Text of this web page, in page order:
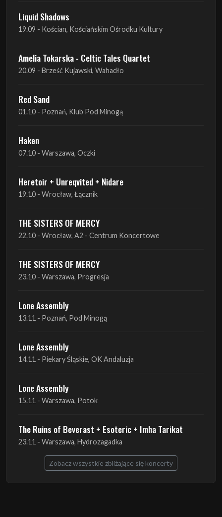
Liquid Shadows
19.09 - Kościan, Kościańskim Ośrodku Kultury
Amelia Tokarska - Celtic Tales Quartet
20.09 - Brześć Kujawski, Wahadło
Red Sand
01.10 - Poznań, Klub Pod Minogą
Haken
07.10 - Warszawa, Oczki
Heretoir + Unreqvited + Nidare
19.10 - Wrocław, Łącznik
THE SISTERS OF MERCY
22.10 - Wrocław, A2 - Centrum Koncertowe
THE SISTERS OF MERCY
23.10 - Warszawa, Progresja
Lone Assembly
13.11 - Poznań, Pod Minogą
Lone Assembly
14.11 - Piekary Śląskie, OK Andaluzja
Lone Assembly
15.11 - Warszawa, Potok
The Ruins of Beverast + Esoteric + Imha Tarikat
23.11 - Warszawa, Hydrozagadka
Zobacz wszystkie zbliżające się koncerty